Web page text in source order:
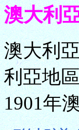
澳大利
澳大利
利亞地
1901年